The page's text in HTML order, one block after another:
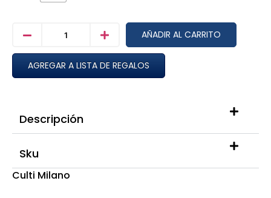
AÑADIR AL CARRITO
AGREGAR A LISTA DE REGALOS
Descripción
Sku
Culti Milano